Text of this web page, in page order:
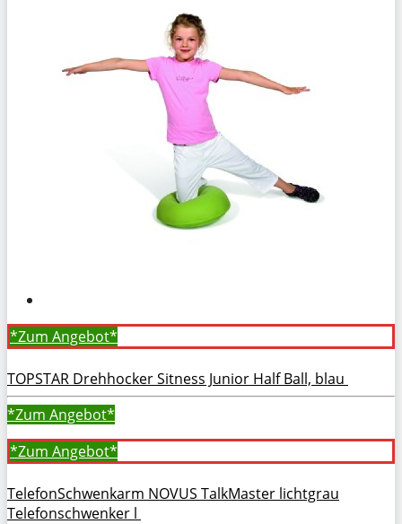
*Zum Angebot*
TOPSTAR Drehhocker Sitness Junior Half Ball, blau
*Zum Angebot*
*Zum Angebot*
TelefonSchwenkarm NOVUS TalkMaster lichtgrau
Telefonschwenker l